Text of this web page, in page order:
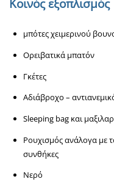
Κοινός εξοπλισμός
μπότες χειμερινού
Ορειβατικά μπατόν
Γκέτες
Αδιάβροχο –
Sleeping bag και
Ρουχισμός ανάλογα με
συνθήκες
Νερό